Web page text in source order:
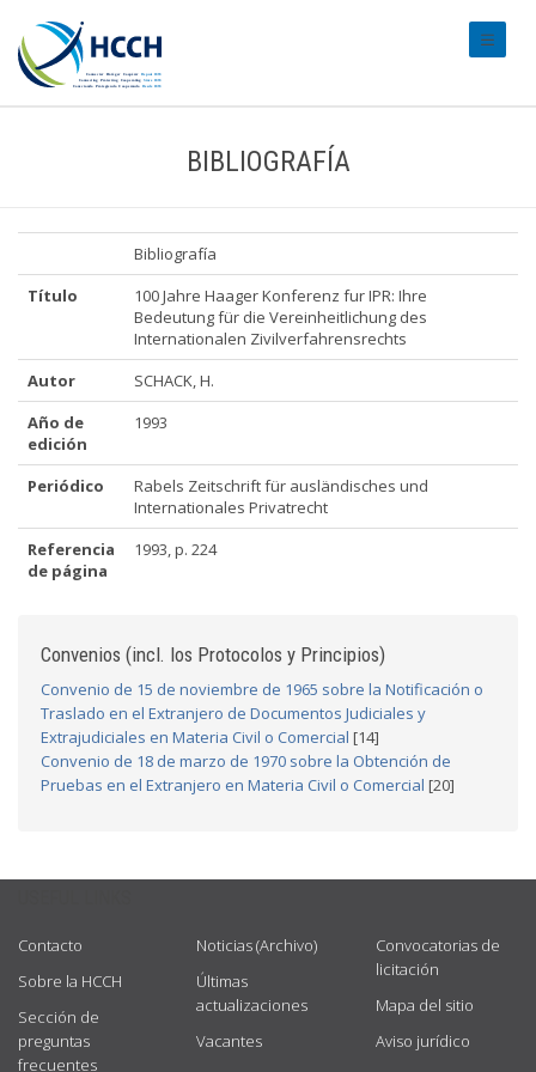
BIBLIOGRAFÍA
Bibliografía
Título
100 Jahre Haager Konferenz fur IPR: Ihre
Bedeutung für die Vereinheitlichung des
Internationalen Zivilverfahrensrechts
Autor
SCHACK, H.
Año de
edición
1993
Periódico
Rabels Zeitschrift für ausländisches und
Internationales Privatrecht
Referencia
de página
1993, p. 224
Convenios (incl. los Protocolos y Principios)
Convenio de 15 de noviembre de 1965 sobre la Notificación o
Traslado en el Extranjero de Documentos Judiciales y
Extrajudiciales en Materia Civil o Comercial [14]
Convenio de 18 de marzo de 1970 sobre la Obtención de
Pruebas en el Extranjero en Materia Civil o Comercial [20]
Contacto
Sobre la HCCH
Sección de
preguntas
frecuentes
Noticias (Archivo)
Últimas
actualizaciones
Vacantes
Convocatorias de
licitación
Mapa del sitio
Aviso jurídico